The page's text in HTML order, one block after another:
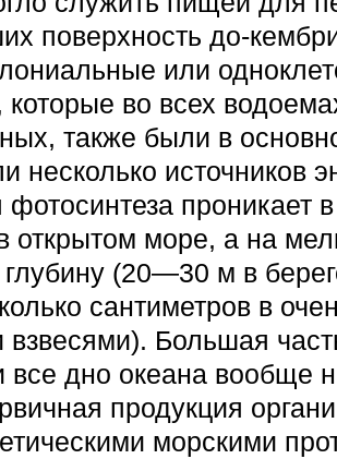
поверхность до-
или
которые во всех
также были в
несколько источников
фотосинтеза проникает
открытом море, а на
(20—30 м в
сантиметров в
Большая
дно океана вообще
продукция
морскими